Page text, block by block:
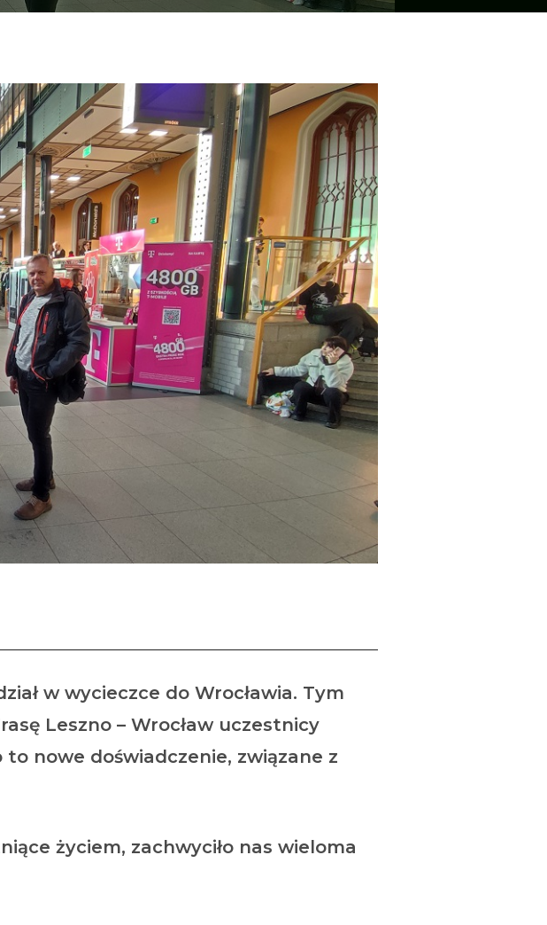
w wycieczce do Wrocławia. Tym
Leszno – Wrocław uczestnicy
nowe doświadczenie, związane z
życiem, zachwyciło nas wieloma